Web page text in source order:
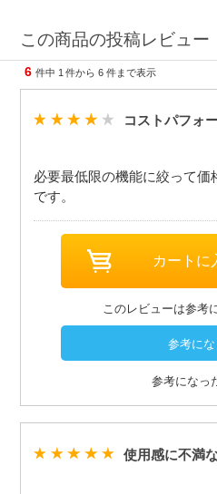
この商品の投稿レビュー
6 件中 1 件から 6 件まで表示
コストパフォ
必要最低限の機能に絞って価
です。
このレビューは参考
参考になっ
使用感に不満